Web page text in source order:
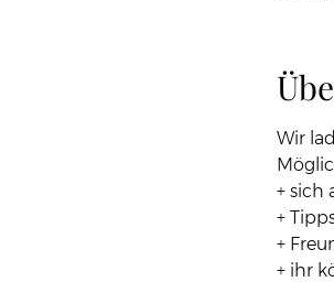
Wir
+ sich
+
+
+ ihr